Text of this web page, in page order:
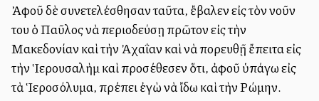
Ἀφοῦ δὲ συνετελέσθησαν ταῦτα, ἔβαλεν εἰς τὸν νοῦν
του ὁ Παῦλος νὰ περιοδεύσῃ πρῶτον εἰς τὴν
Μακεδονίαν καὶ τὴν Ἀχαΐαν καὶ νὰ πορευθῇ ἔπειτα εἰς
τὴν Ἱερουσαλὴμ καὶ προσέθεσεν ὅτι, ἀφοῦ ὑπάγω εἰς
τὰ Ἱεροσόλυμα, πρέπει ἐγὼ νὰ ἴδω καὶ τὴν Ρώμην.